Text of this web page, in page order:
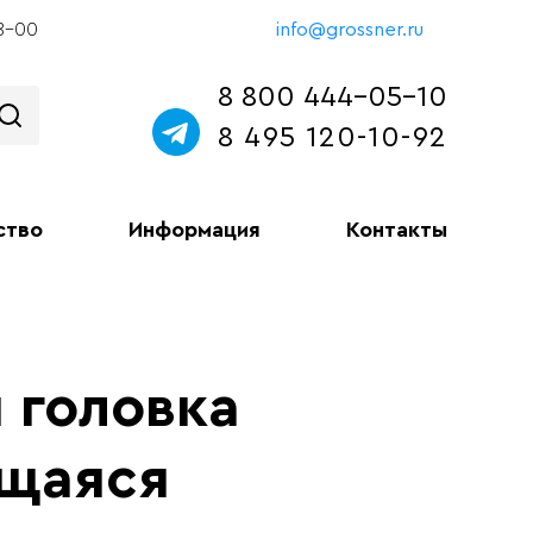
00 info@grossner.ru
8 800 444-05-10
8 495 120-10-92
Информация Контакты